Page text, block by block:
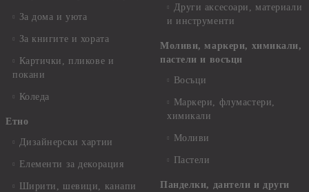
За дома и уюта
За книгите и хората
Картички, пликове и
покани
Коледа
Етно
Дизайнерски хартии
Елементи за декорация
Ширити, шевици, канапи
Други аксесоари, материали
и инструменти
Моливи, маркери, химикали,
пастели и восъци
Восъци
Маркери, флумастери,
химикали
Моливи
Пастели
Панделки, дантели и други